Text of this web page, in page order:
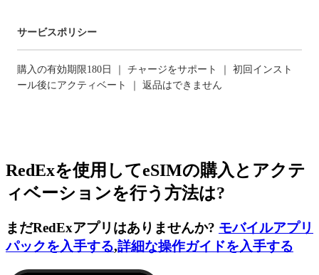
サービスポリシー
購入の有効期限180日 ｜ チャージをサポート ｜ 初回インスト
ール後にアクティベート ｜ 返品はできません
RedExを使用してeSIMの購入とアクテ
ィベーションを行う方法は?
まだRedExアプリはありませんか? モバイルアプリ
パックを入手する,詳細な操作ガイドを入手する